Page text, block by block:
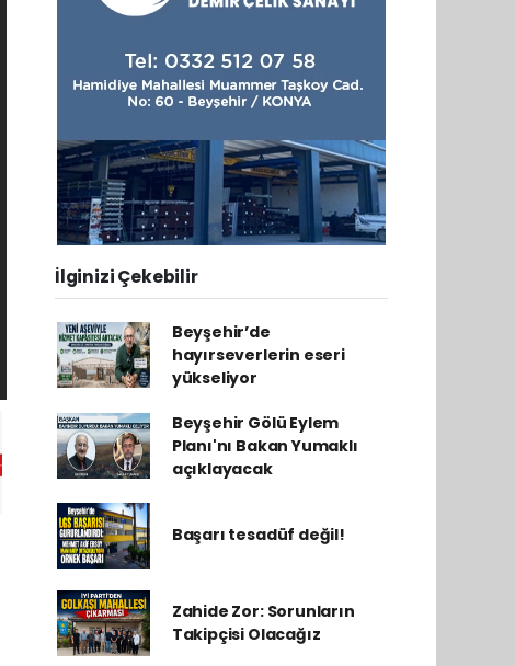
İlginizi Çekebilir
Beyşehir’de
hayırseverlerin eseri
yükseliyor
Beyşehir Gölü Eylem
Planı'nı Bakan Yumaklı
açıklayacak
Başarı tesadüf değil!
Zahide Zor: Sorunların
Takipçisi Olacağız